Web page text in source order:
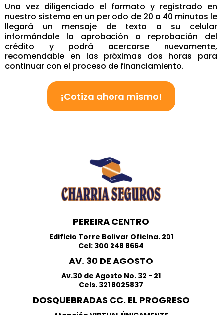
Una vez diligenciado el formato y registrado en
nuestro sistema en un periodo de 20 a 40 minutos le
llegará un mensaje de texto a su celular
informándole la aprobación o reprobación del
crédito y podrá acercarse nuevamente,
recomendable en las próximas dos horas para
continuar con el proceso de financiamiento.
¡Cotiza ahora mismo!
PEREIRA CENTRO
Edificio Torre Bolívar Oficina. 201
Cel: 300 248 8664
AV. 30 DE AGOSTO
Av.30 de Agosto No. 32 - 21
Cels. 321 8025837
DOSQUEBRADAS CC. EL PROGRESO